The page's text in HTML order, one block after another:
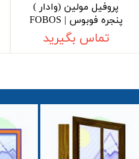
پروفیل مولین (وادار )
پنجره فوبوس | FOBOS
تماس بگیرید